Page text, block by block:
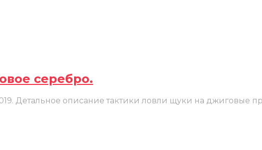
серебро.
Детальное описание тактики ловли щуки на джиговые